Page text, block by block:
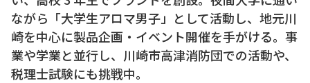
ながら「⼤学⽣アロマ男⼦」として活動し、地元川
崎を中⼼に製品企画・イベント開催を⼿がける。事
業や学業と並⾏し、川崎市⾼津消防団での活動や、
税理⼠試験にも挑戦中。